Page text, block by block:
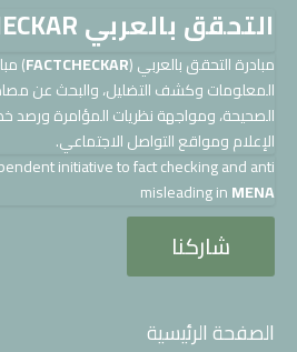
التحقق بالعربي FACTCHECKAR
مبادرة التحقق بالعربي (FACTCHECKAR
)
المعلومات وكشف التضليل، والبحث عن مصادر
الصحيحة، ومواجهة نظريات المؤامرة ورصد
الإعلام ومواقع التواصل الاجتماعي.
initiative to fact checking and anti
misleading inMENA
شاركنا
الصفحة الرئيسية